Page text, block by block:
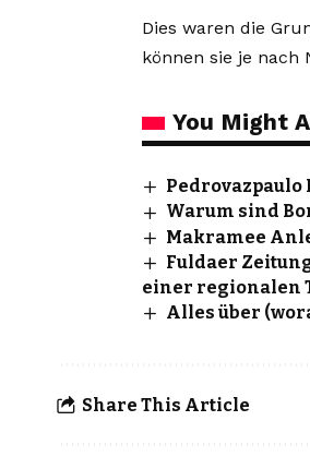
Dies waren die
können sie je nach
You Might
Warum sind
Makramee
Fuldaer
einer regionalen
Alles über
Share This Article